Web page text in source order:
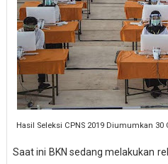
Hasil Seleksi CPNS 2019 Diumumkan
Saat ini BKN sedang melakukan